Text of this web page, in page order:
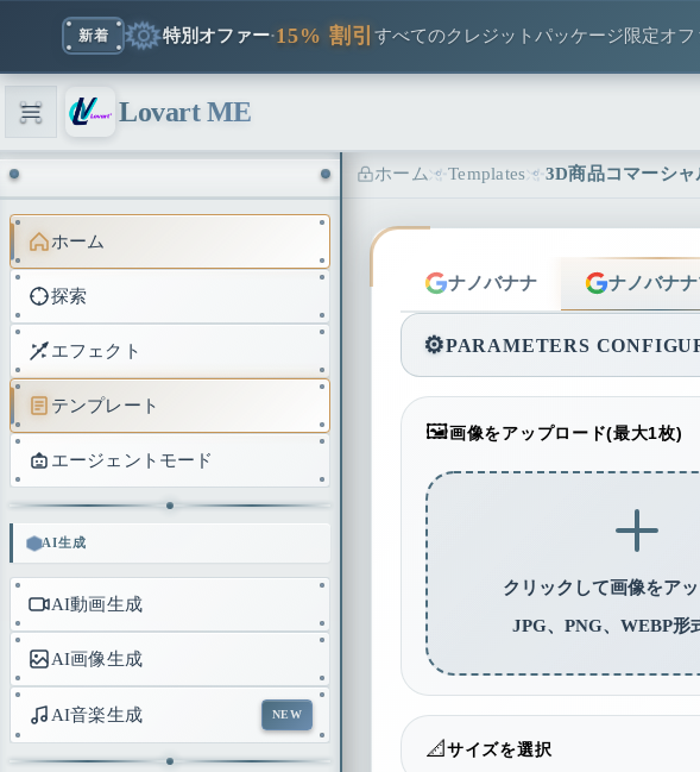
新着 特別オファー·15% 割引 すべてのクレジットパッケージ限定オフ
Lovart ME
ホーム
探索
エフェクト
テンプレート
エージェントモード
AI生成
AI動画生成
AI画像生成
AI音楽生成 NEW
ホーム Templates 3D商品コマーシ
ナノバナナ ナノバナナ
⚙️PARAMETERS
🖼️画像をアップロード(最大1枚)
クリックして画像をア
JPG、PNG、WEBP形
📐サイズを選択